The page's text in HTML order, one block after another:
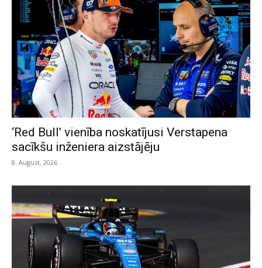
‘Red Bull’ vienība noskatījusi Verstapena
sacīkšu inženiera aizstājēju
8. August, 2026